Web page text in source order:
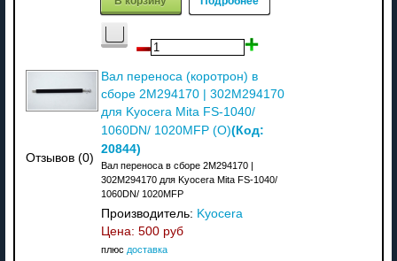
Отзывов (0)
Вал переноса (коротрон) в
сборе 2M294170 | 302M294170
для Kyocera Mita FS-1040/
1060DN/ 1020MFP (О)(Код:
20844)
Вал переноса в сборе 2M294170 |
302M294170 для Kyocera Mita FS-1040/
1060DN/ 1020MFP
Производитель: Kyocera
Цена: 500 руб
плюс доставка